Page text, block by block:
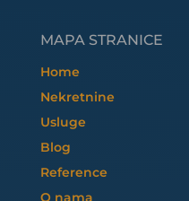
MAPA STRANICE
Home
Nekretnine
Usluge
Blog
Reference
O nama